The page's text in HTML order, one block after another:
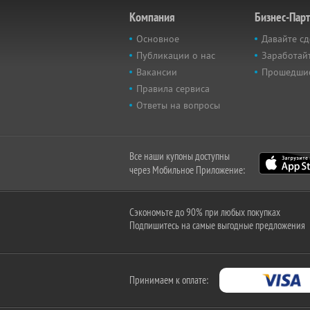
Компания
Основное
Публикации о нас
Вакансии
Правила сервиса
Ответы на вопросы
Бизнес-
Давайте
Все наши купоны доступны
через Мобильное Приложение:
Сэкономьте до 90% при любых покупках
Подпишитесь на самые выгодные предложения
Принимаем к оплате: